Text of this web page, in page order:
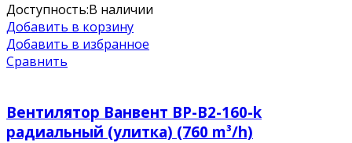
Доступность:В наличии
Добавить в корзину
Добавить в избранное
Сравнить
Вентилятор Ванвент ВР-В2-160-k
радиальный (улитка) (760 m³/h)